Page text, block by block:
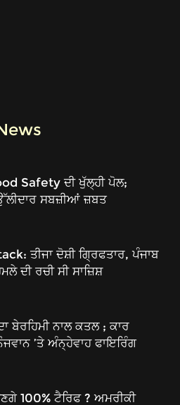
Safety ਦੀ ਖੁੱਲ੍ਹੀ ਪੋਲ;
ਸਬਜ਼ੀਆਂ ਜ਼ਬਤ
ਤੀਜਾ ਦੋਸ਼ੀ ਗ੍ਰਿਫਤਾਰ, ਪੰਜਾਬ
ਦੀ ਰਚੀ ਸੀ ਸਾਜ਼ਿਸ਼
ਬੇਰਹਿਮੀ ਨਾਲ ਕਤਲ ; ਕਾਰ
’ਤੇ ਅੰਨ੍ਹੇਵਾਹ ਫਾਇਰਿੰਗ
100% ਟੈਰਿਫ ? ਅਮਰੀਕੀ